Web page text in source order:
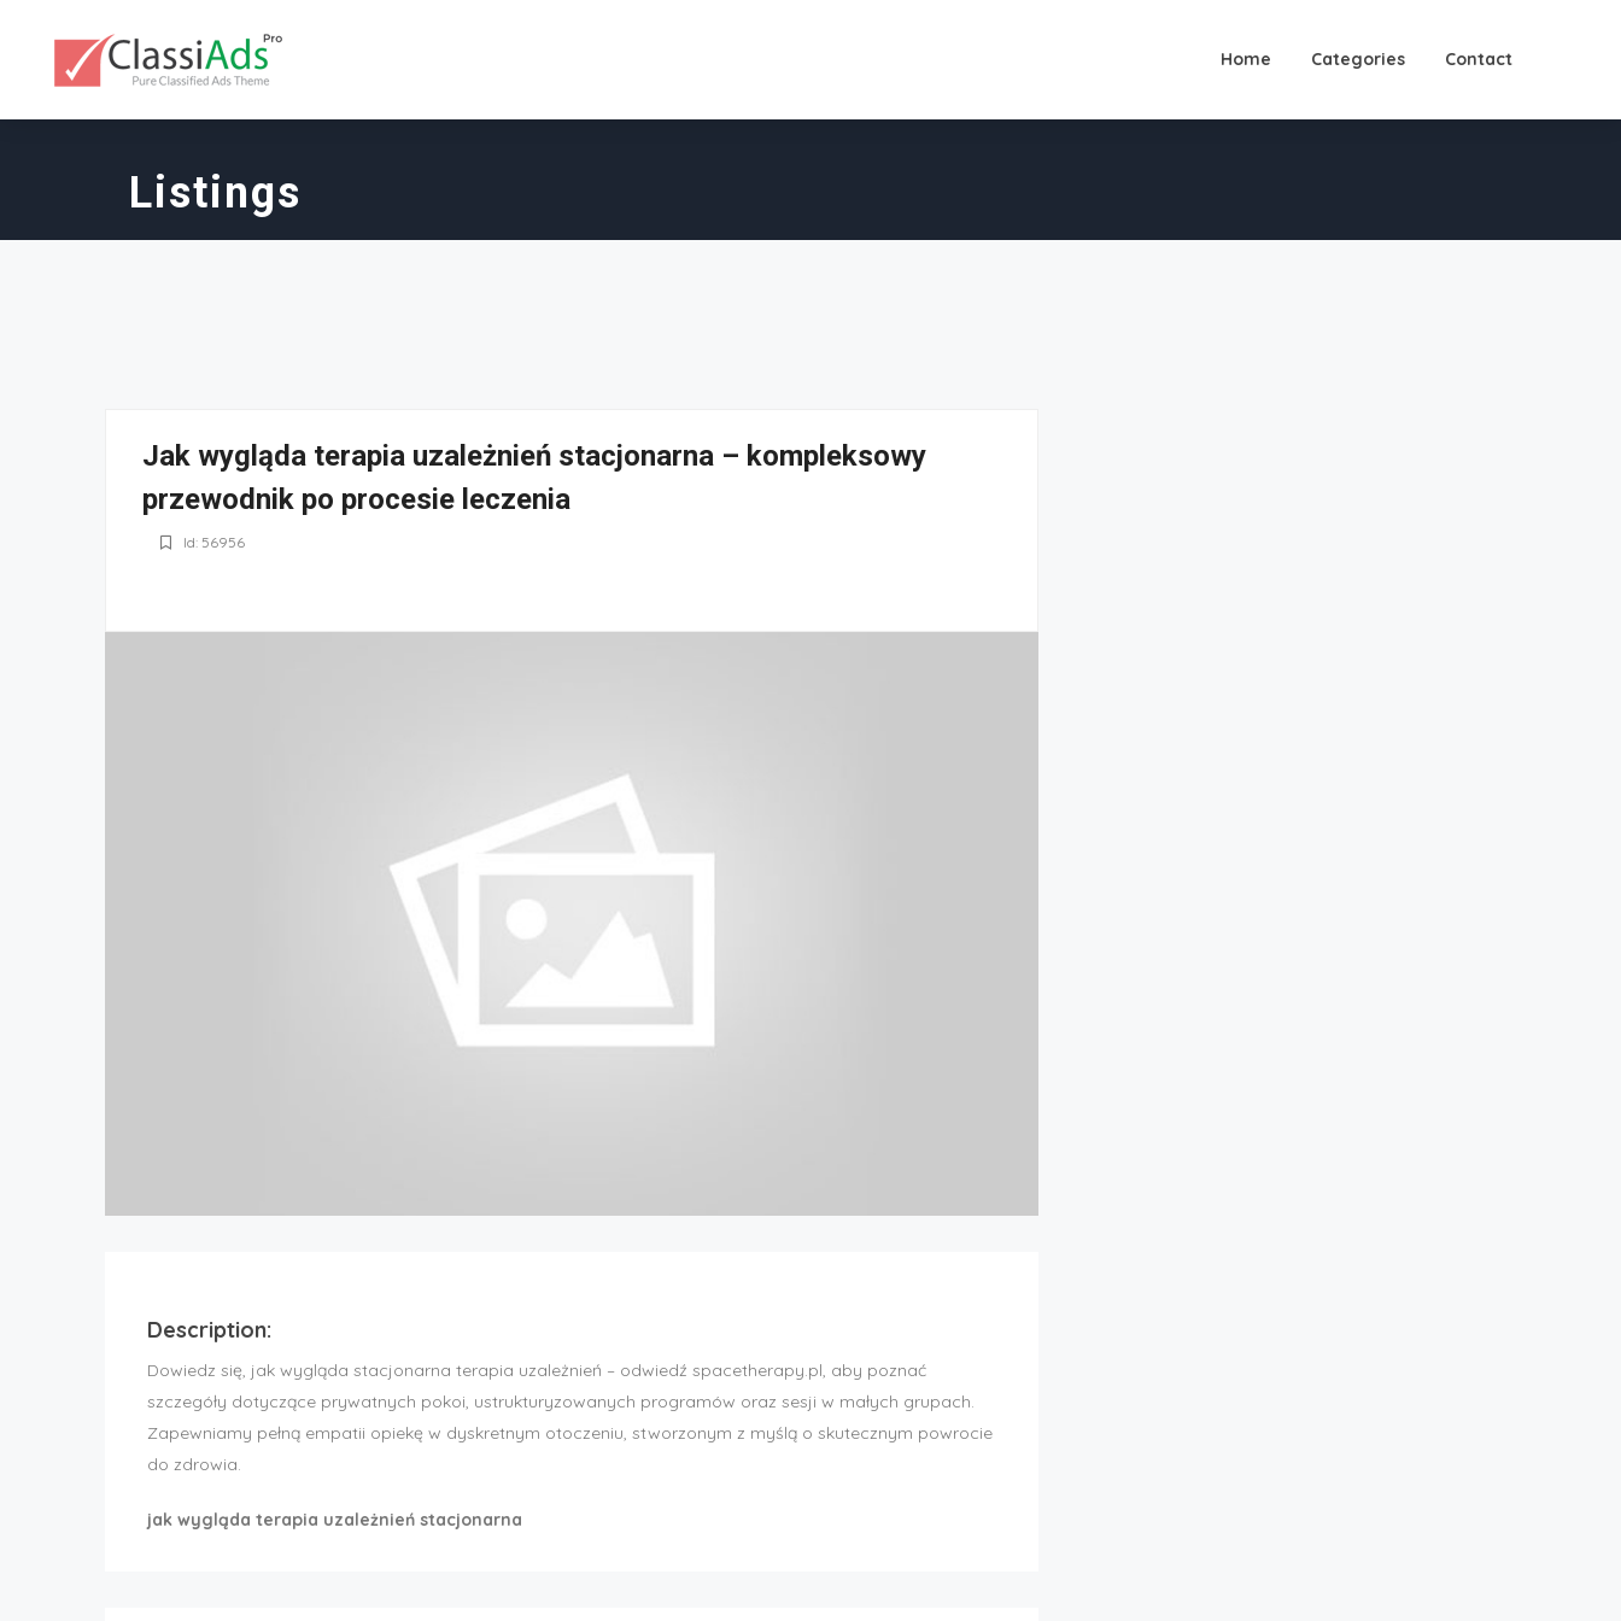
Home Categories Contact
Listings
Jak wygląda terapia uzależnień stacjonarna – kompleksowy
przewodnik po procesie leczenia
Id: 56956
Description:
Dowiedz się, jak wygląda stacjonarna terapia uzależnień – odwiedź spacetherapy.pl, aby poznać
szczegóły dotyczące prywatnych pokoi, ustrukturyzowanych programów oraz sesji w małych grupach.
Zapewniamy pełną empatii opiekę w dyskretnym otoczeniu, stworzonym z myślą o skutecznym powrocie
do zdrowia.
jak wygląda terapia uzależnień stacjonarna